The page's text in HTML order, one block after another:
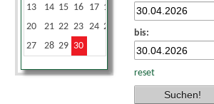
13
14 15 16 17 18
20
21 22 23 24 25
27
28 29 30
bis:
reset